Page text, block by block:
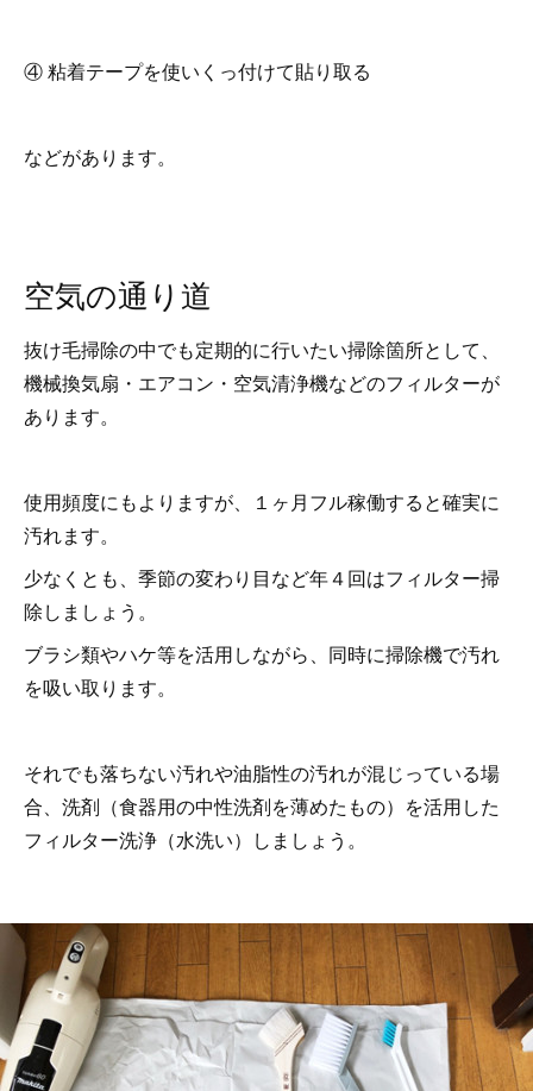
④ 粘着テープを使いくっ付けて貼り取る
などがあります。
空気の通り道
抜け毛掃除の中でも定期的に行いたい掃除箇所として、
機械換気扇・エアコン・空気清浄機などのフィルターが
あります。
使用頻度にもよりますが、１ヶ月フル稼働すると確実に
汚れます。
少なくとも、季節の変わり目など年４回はフィルター掃
除しましょう。
ブラシ類やハケ等を活用しながら、同時に掃除機で汚れ
を吸い取ります。
それでも落ちない汚れや油脂性の汚れが混じっている場
合、洗剤（食器用の中性洗剤を薄めたもの）を活用した
フィルター洗浄（水洗い）しましょう。